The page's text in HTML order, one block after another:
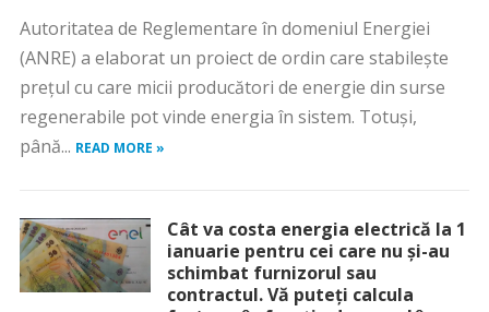
Autoritatea de Reglementare în domeniul Energiei
(ANRE) a elaborat un proiect de ordin care stabileşte
preţul cu care micii producători de energie din surse
regenerabile pot vinde energia în sistem. Totuşi,
până... READ MORE »
Cât va costa energia electrică la 1
ianuarie pentru cei care nu şi-au
schimbat furnizorul sau
contractul. Vă puteţi calcula